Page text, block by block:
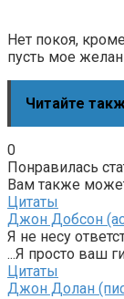
Нет покоя,
пусть мое
Читайте
0
Понравилась
Вам также
Цитаты
Джон Добсон
Я не несу
...Я просто ваш
Цитаты
Джон Долан